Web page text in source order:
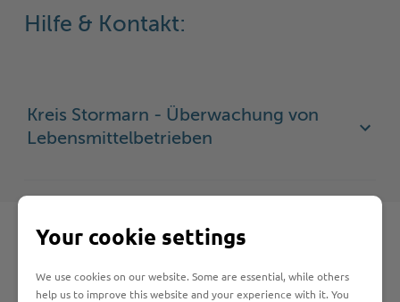
Hilfe & Kontakt:
Kreis Stormarn - Überwachung von
Lebensmittelbetrieben
Schnelleinstieg
Your cookie settings
We use cookies on our website. Some are essential, while others
help us to improve this website and your experience with it. You